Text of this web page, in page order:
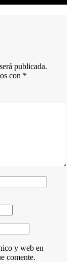
publicada.
con *
y web en
comente.